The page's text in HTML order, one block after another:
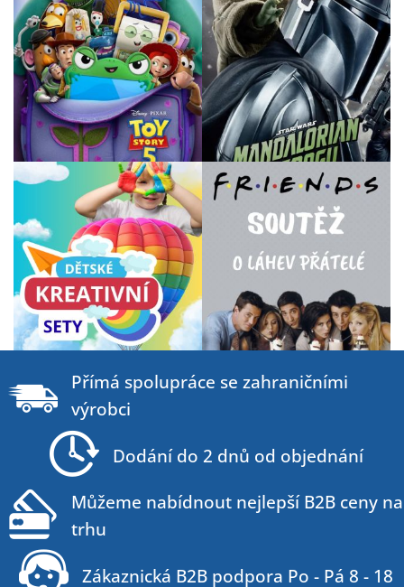
p
Přímá spolupráce se zahraničními
výrobci
Dodání do 2 dnů od objednání
Můžeme nabídnout nejlepší B2B ceny na
trhu
Zákaznická B2B podpora Po - Pá 8 - 18